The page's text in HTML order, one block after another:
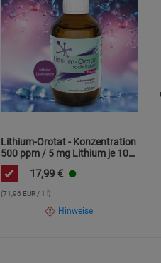
Lithium-Orotat - Konzentration
500 ppm / 5 mg Lithium je 10
ml / hochdosiert
17,99 €
(71,96 EUR / 1 l)
Hinweise
Beschreibung